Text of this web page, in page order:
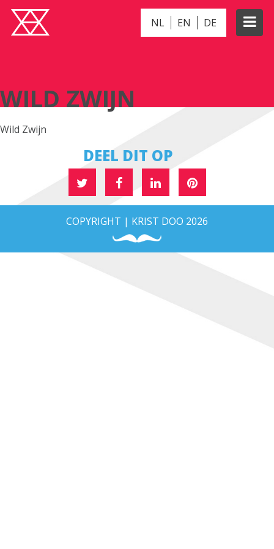
NL EN DE
WILD ZWIJN
Wild Zwijn
DEEL DIT OP
COPYRIGHT | KRIST DOO 2026